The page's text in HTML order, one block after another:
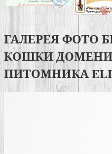
ГАЛЕРЕЯ ФОТО
КОШКИ
ПИТОМНИКА